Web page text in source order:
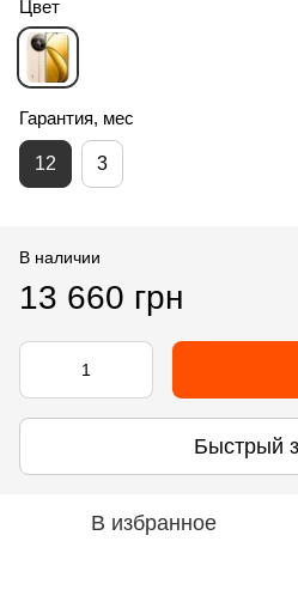
Цвет
Гарантия, мес
12 3
В наличии
13 660 грн
Быстрый
В избранное